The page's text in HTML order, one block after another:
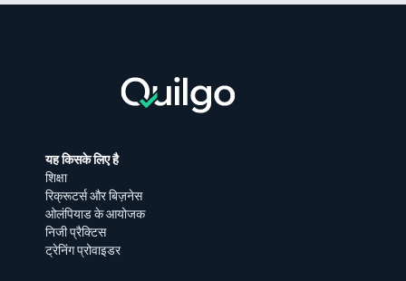
यह किसके लिए है
शिक्षा
रिक्रूटर्स और बिज़नेस
ओलंपियाड के आयोजक
निजी प्रैक्टिस
ट्रेनिंग प्रोवाइडर